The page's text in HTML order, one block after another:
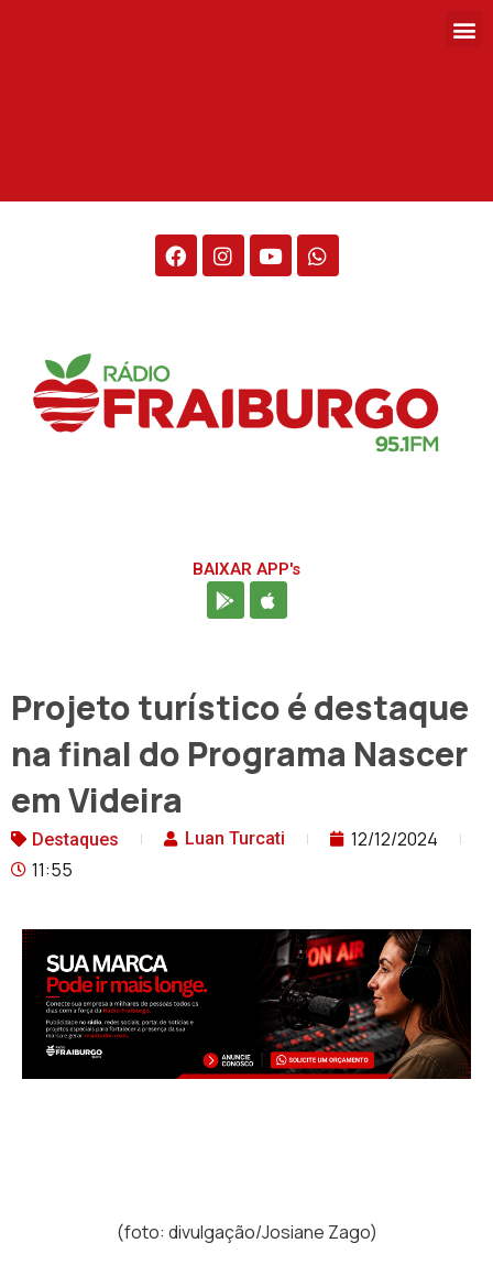
BAIXAR APP's
Projeto turístico é destaque
na final do Programa Nascer
em Videira
Destaques Luan Turcati
12/12/2024
11:55
(foto: divulgação/Josiane Zago)